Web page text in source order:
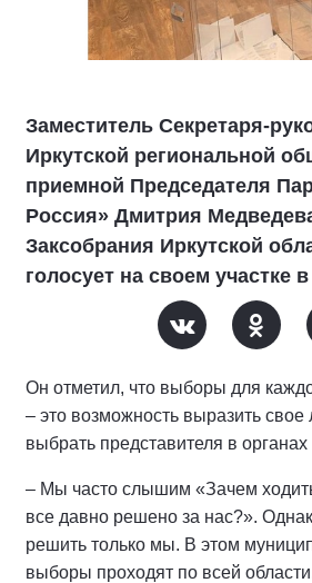
Заместитель Секретаря-
Иркутской региональной
приемной Председателя
Россия» Дмитрия
Заксобрания Иркутской
голосует на своем участке
Он отметил, что выборы для
– это возможность выразить
выбрать представителя в органах
– Мы часто слышим «Зачем
все давно решено за нас?».
решить только мы. В этом
выборы проходят по всей